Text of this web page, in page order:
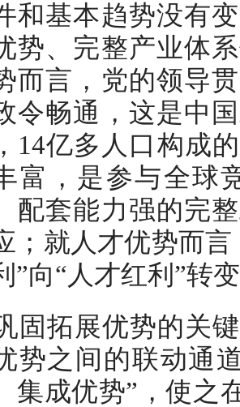
和基本趋势没有
势、完整产业体
而言，党的领导
令畅通，这是中
14亿多人口构成
富，是参与全球
配套能力强的完
；就人才优势而
”向“人才红利”转
固拓展优势的关
势之间的联动通
集成优势”，使之